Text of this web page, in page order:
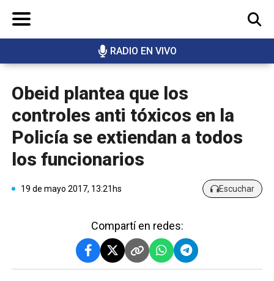
RADIO EN VIVO
BUSCAR
Obeid plantea que los
controles anti tóxicos en la
Policía se extiendan a todos
los funcionarios
19 de mayo 2017, 13:21hs Escuchar
Compartí en redes: